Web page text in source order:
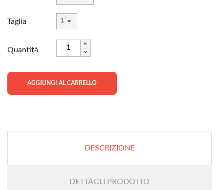
Taglia
Quantità
AGGIUNGI AL CARRELLO
DESCRIZIONE
DETTAGLI PRODOTTO